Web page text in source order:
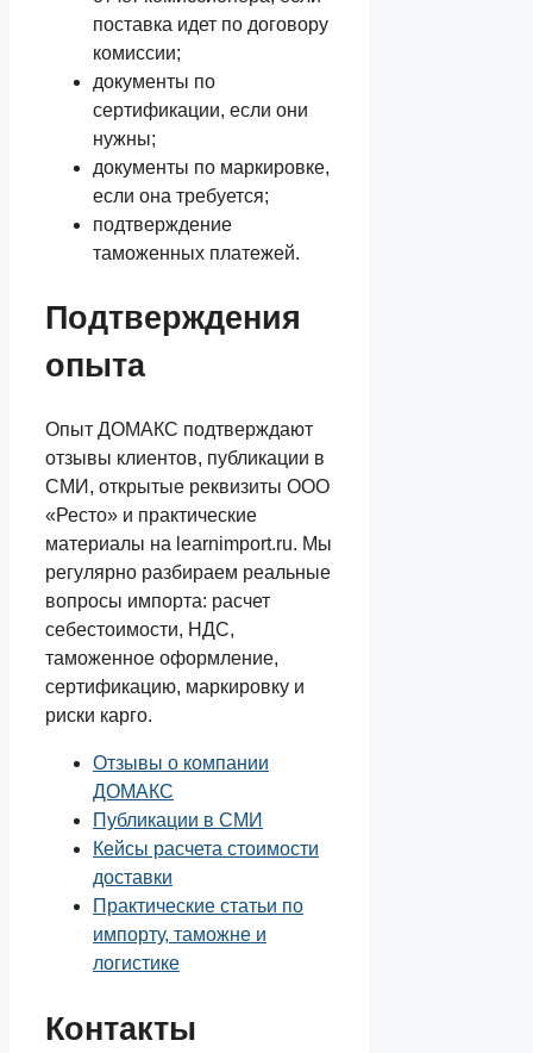
поставка идет по договору
комиссии;
документы по
сертификации, если они
нужны;
документы по маркировке,
если она требуется;
подтверждение
таможенных платежей.
Подтверждения
опыта
Опыт ДОМАКС подтверждают
отзывы клиентов, публикации в
СМИ, открытые реквизиты ООО
«Ресто» и практические
материалы на learnimport.ru. Мы
регулярно разбираем реальные
вопросы импорта: расчет
себестоимости, НДС,
таможенное оформление,
сертификацию, маркировку и
риски карго.
Отзывы о компании
ДОМАКС
Публикации в СМИ
Кейсы расчета стоимости
доставки
Практические статьи по
импорту, таможне и
логистике
Контакты